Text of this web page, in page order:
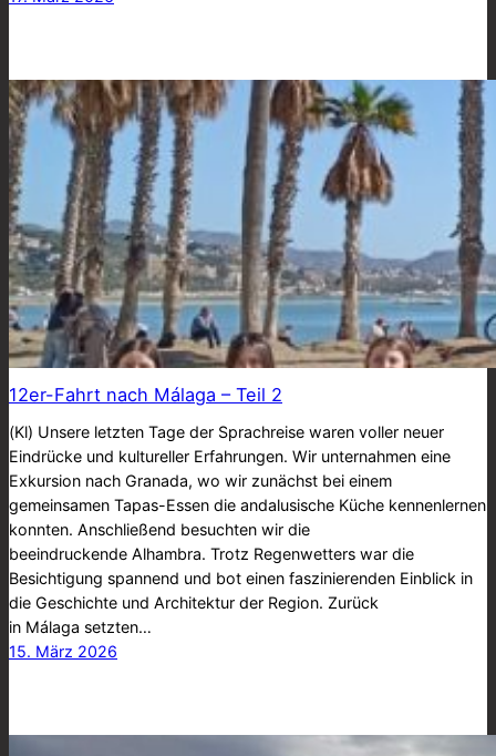
12er-Fahrt nach Málaga – Teil 2
(Kl) Unsere letzten Tage der Sprachreise waren voller neuer
Eindrücke und kultureller Erfahrungen. Wir unternahmen eine
Exkursion nach Granada, wo wir zunächst bei einem
gemeinsamen Tapas-Essen die andalusische Küche kennenlernen
konnten. Anschließend besuchten wir die
beeindruckende Alhambra. Trotz Regenwetters war die
Besichtigung spannend und bot einen faszinierenden Einblick in
die Geschichte und Architektur der Region. Zurück
in Málaga setzten…
15. März 2026